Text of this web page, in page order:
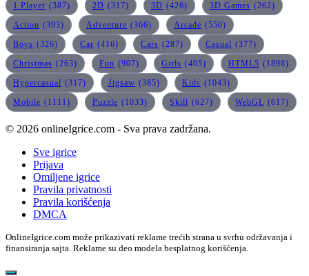
1 Player (387) 2D (317) 3D (426) 3D Games (262)
Action (393) Adventure (366) Arcade (550)
Boys (326) Car (416) Cars (287) Casual (377)
Christmas (263) Fun (907) Girls (405) HTML5 (1898)
Hypercasual (317) Jigsaw (385) Kids (1043)
Mobile (1111) Puzzle (1033) Skill (627) WebGL (617)
© 2026 onlineIgrice.com - Sva prava zadržana.
Sve igrice
Prijava
Omiljene igrice
Pravila privatnosti
Pravila korišćenja
DMCA
OnlineIgrice.com može prikazivati reklame trećih strana u svrhu održavanja i
finansiranja sajta. Reklame su deo modela besplatnog korišćenja.